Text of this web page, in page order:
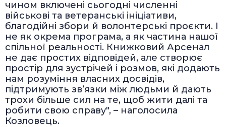
чином включені сьогодні численні
військові та ветеранські ініціативи,
благодійні збори й волонтерські проєкти. І
не як окрема програма, а як частина нашої
спільної реальності. Книжковий Арсенал
не дає простих відповідей, але створює
простір для зустрічей і розмов, які додають
нам розуміння власних досвідів,
підтримують зв’язки між людьми й дають
трохи більше сил на те, щоб жити далі та
робити свою справу", – наголосила
Козловець.